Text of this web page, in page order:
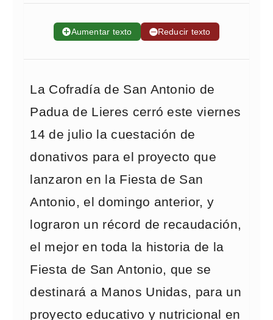
➕Aumentar texto ➖Reducir texto
La Cofradía de San Antonio de
Padua de Lieres cerró este viernes
14 de julio la cuestación de
donativos para el proyecto que
lanzaron en la Fiesta de San
Antonio, el domingo anterior, y
lograron un récord de recaudación,
el mejor en toda la historia de la
Fiesta de San Antonio, que se
destinará a Manos Unidas, para un
proyecto educativo y nutricional en